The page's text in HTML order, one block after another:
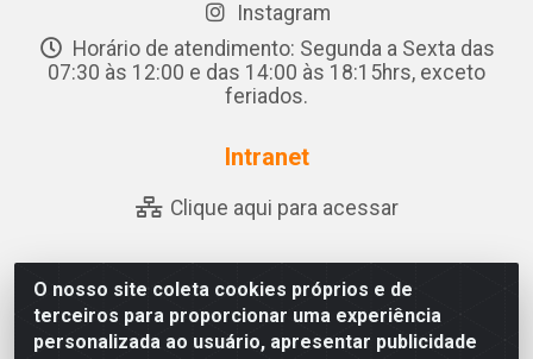
O nosso site coleta cookies próprios e de
terceiros para proporcionar uma experiência
personalizada ao usuário, apresentar publicidade
Instagram
Horário de atendimento: Segunda a Sexta das
07:30 às 12:00 e das 14:00 às 18:15hrs, exceto
feriados.
Intranet
Clique aqui para acessar
Abreu & Silva - Rua Padre Jose de Souza Leite, 265 -
Ariado, Olho D'Água das Flores/AL - CEP 57.442-000 -